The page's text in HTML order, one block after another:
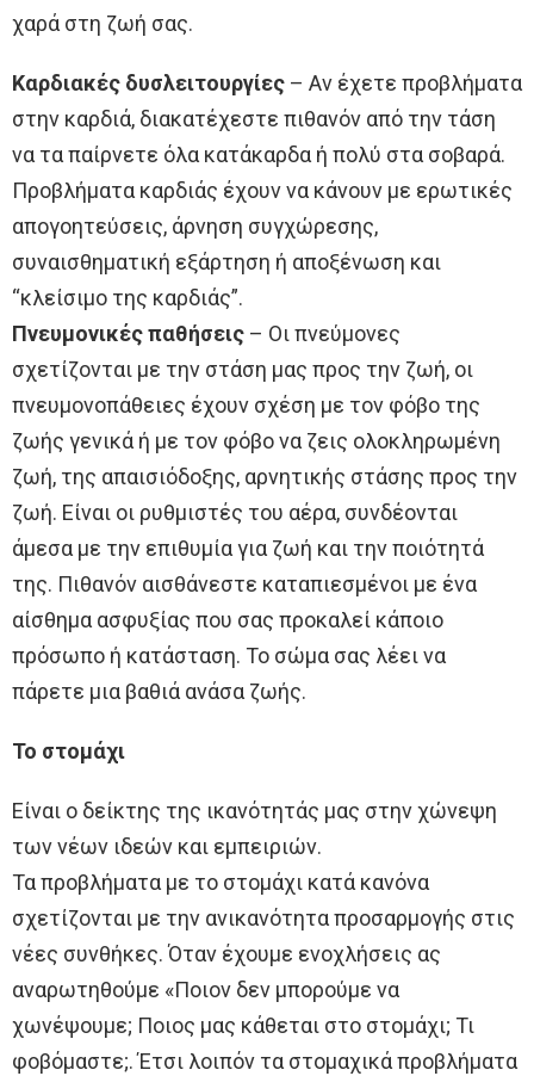
χαρά στη ζωή σας.
Καρδιακές δυσλειτουργίες – Αν έχετε προβλήματα
στην καρδιά, διακατέχεστε πιθανόν από την τάση
να τα παίρνετε όλα κατάκαρδα ή πολύ στα σοβαρά.
Προβλήματα καρδιάς έχουν να κάνουν με ερωτικές
απογοητεύσεις, άρνηση συγχώρεσης,
συναισθηματική εξάρτηση ή αποξένωση και
“κλείσιμο της καρδιάς”.
Πνευμονικές παθήσεις – Οι πνεύμονες
σχετίζονται με την στάση μας προς την ζωή, οι
πνευμονοπάθειες έχουν σχέση με τον φόβο της
ζωής γενικά ή με τον φόβο να ζεις ολοκληρωμένη
ζωή, της απαισιόδοξης, αρνητικής στάσης προς την
ζωή. Είναι οι ρυθμιστές του αέρα, συνδέονται
άμεσα με την επιθυμία για ζωή και την ποιότητά
της. Πιθανόν αισθάνεστε καταπιεσμένοι με ένα
αίσθημα ασφυξίας που σας προκαλεί κάποιο
πρόσωπο ή κατάσταση. Το σώμα σας λέει να
πάρετε μια βαθιά ανάσα ζωής.
Το στομάχι
Είναι ο δείκτης της ικανότητάς μας στην χώνεψη
των νέων ιδεών και εμπειριών.
Τα προβλήματα με το στομάχι κατά κανόνα
σχετίζονται με την ανικανότητα προσαρμογής στις
νέες συνθήκες. Όταν έχουμε ενοχλήσεις ας
αναρωτηθούμε «Ποιον δεν μπορούμε να
χωνέψουμε; Ποιος μας κάθεται στο στομάχι; Τι
φοβόμαστε;. Έτσι λοιπόν τα στομαχικά προβλήματα